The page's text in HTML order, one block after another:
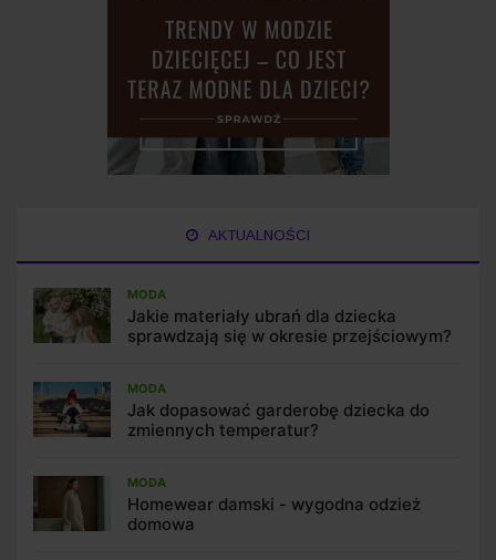
AKTUALNOŚCI
MODA
Jakie materiały ubrań dla dziecka
sprawdzają się w okresie przejściowym?
MODA
Jak dopasować garderobę dziecka do
zmiennych temperatur?
MODA
Homewear damski - wygodna odzież
domowa